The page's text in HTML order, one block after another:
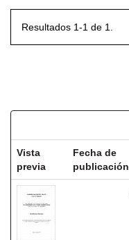
Resultados 1-1 de 1.
Vista
previa
Fecha de
publicación